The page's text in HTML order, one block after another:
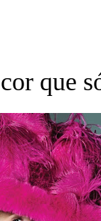
que